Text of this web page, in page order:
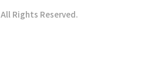
All Rights Reserved.